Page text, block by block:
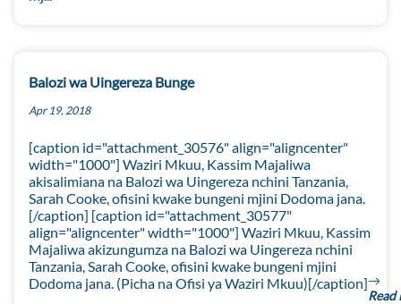
Balozi wa Uingereza Bunge
Apr 19, 2018
[caption id="attachment_30576" align="aligncenter"
width="1000"] Waziri Mkuu, Kassim Majaliwa
akisalimiana na Balozi wa Uingereza nchini Tanzania,
Sarah Cooke, ofisini kwake bungeni mjini Dodoma jana.
[/caption] [caption id="attachment_30577"
align="aligncenter" width="1000"] Waziri Mkuu, Kassim
Majaliwa akizungumza na Balozi wa Uingereza nchini
Tanzania, Sarah Cooke, ofisini kwake bungeni mjini
Dodoma jana. (Picha na Ofisi ya Waziri Mkuu)[/caption]
Read